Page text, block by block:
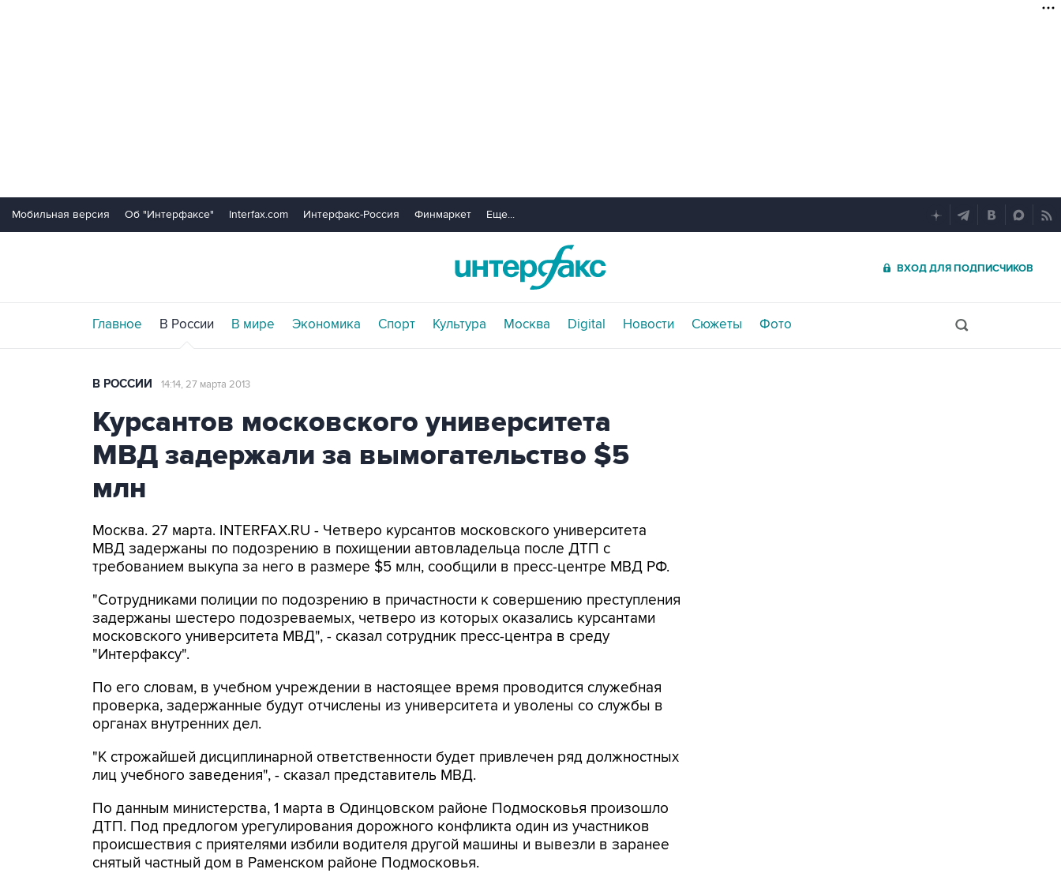
Мобильная версия Об "Интерфаксе" Interfax.com Интерфакс-Россия Финмаркет Еще...
ВХОД ДЛЯ ПОДПИСЧИКОВ
Главное В России В мире Экономика Спорт Культура Москва Digital Новости Сюжеты Фото
В РОССИИ 14:14, 27 марта 2013
Курсантов московского университета
МВД задержали за вымогательство $5
млн
Москва. 27 марта. INTERFAX.RU - Четверо курсантов московского университета
МВД задержаны по подозрению в похищении автовладельца после ДТП с
требованием выкупа за него в размере $5 млн, сообщили в пресс-центре МВД РФ.
"Сотрудниками полиции по подозрению в причастности к совершению преступления
задержаны шестеро подозреваемых, четверо из которых оказались курсантами
московского университета МВД", - сказал сотрудник пресс-центра в среду
"Интерфаксу".
По его словам, в учебном учреждении в настоящее время проводится служебная
проверка, задержанные будут отчислены из университета и уволены со службы в
органах внутренних дел.
"К строжайшей дисциплинарной ответственности будет привлечен ряд должностных
лиц учебного заведения", - сказал представитель МВД.
По данным министерства, 1 марта в Одинцовском районе Подмосковья произошло
ДТП. Под предлогом урегулирования дорожного конфликта один из участников
происшествия с приятелями избили водителя другой машины и вывезли в заранее
снятый частный дом в Раменском районе Подмосковья.